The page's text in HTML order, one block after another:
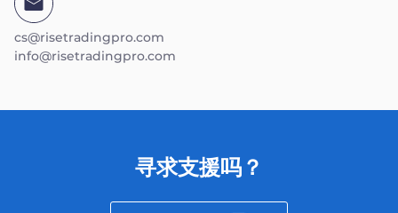
cs@risetradingpro.com
info@risetradingpro.com
寻求支援吗？